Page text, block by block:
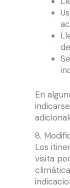
En
8.
Los
visita